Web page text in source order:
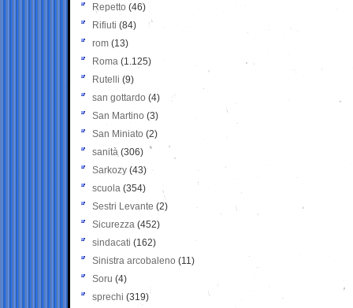
Repetto (46)
Rifiuti (84)
rom (13)
Roma (1.125)
Rutelli (9)
san gottardo (4)
San Martino (3)
San Miniato (2)
sanità (306)
Sarkozy (43)
scuola (354)
Sestri Levante (2)
Sicurezza (452)
sindacati (162)
Sinistra arcobaleno (11)
Soru (4)
sprechi (319)